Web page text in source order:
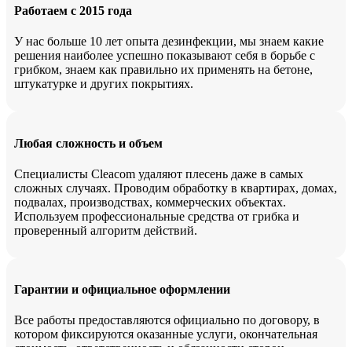
Работаем с 2015 года
У нас больше 10 лет опыта дезинфекции, мы знаем какие
решения наиболее успешно показывают себя в борьбе с
грибком, знаем как правильно их применять на бетоне,
штукатурке и других покрытиях.
Любая сложность и объем
Специалисты Cleacom удаляют плесень даже в самых
сложных случаях. Проводим обработку в квартирах, домах,
подвалах, производствах, коммерческих объектах.
Используем профессиональные средства от грибка и
проверенный алгоритм действий.
Гарантии и официальное оформлении
Все работы предоставляются официально по договору, в
котором фиксируются оказанные услуги, окончательная